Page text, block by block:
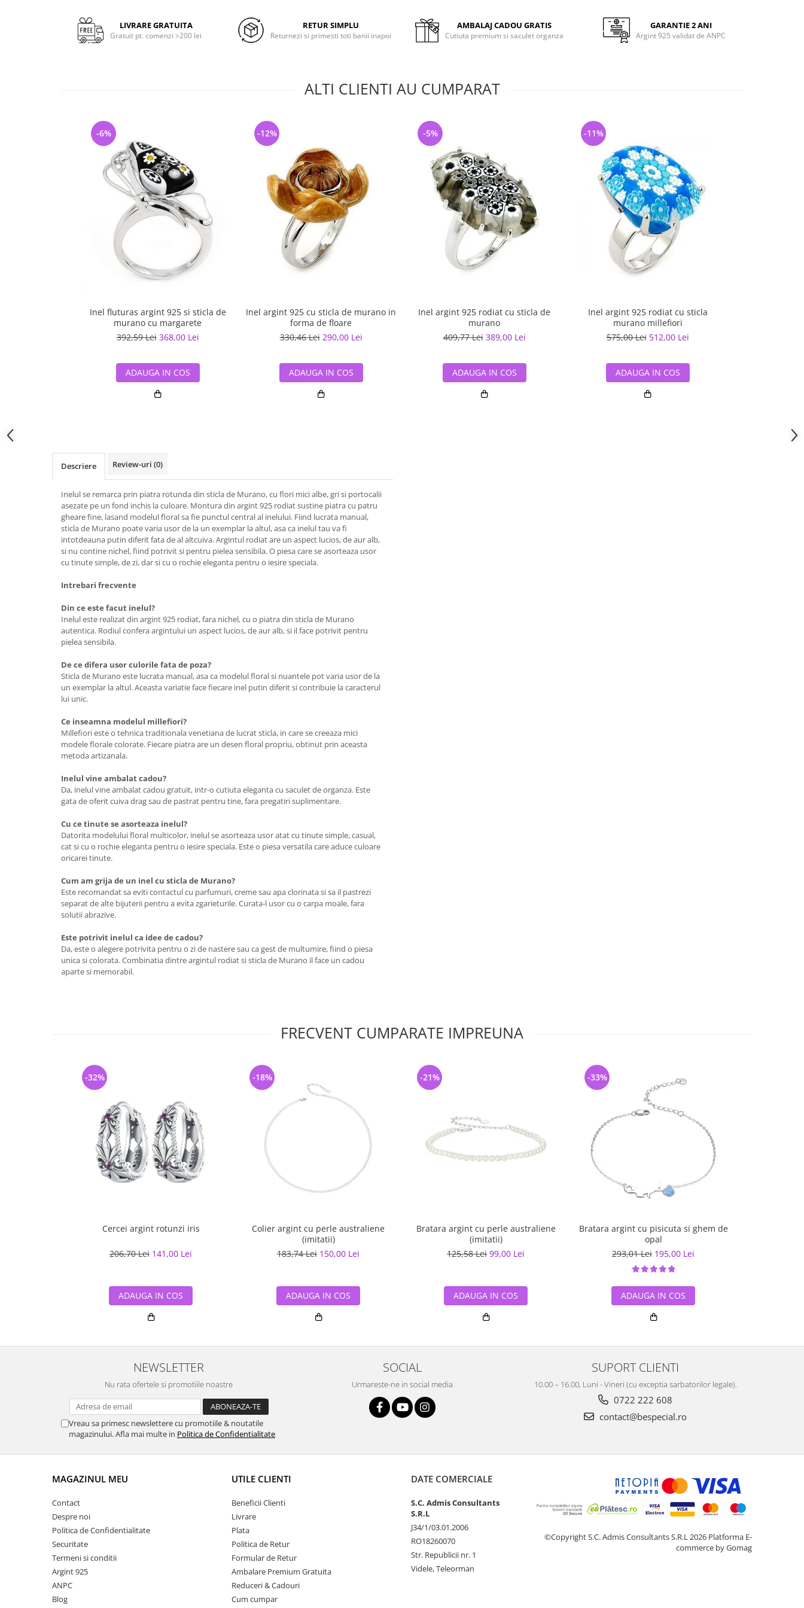
LIVRARE GRATUITA
Gratuit pt. comenzi >200 lei
RETUR SIMPLU
Returnezi si primesti toti banii inapoi
AMBALAJ CADOU GRATIS
Cutiuta premium si saculet organza
GARANTIE 2 ANI
Argint 925 validat de ANPC
ALTI CLIENTI AU CUMPARAT
Inel fluturas argint 925 si sticla de
murano cu margarete
392,59 Lei 368,00 Lei
-6%
ADAUGA IN COS
Inel argint 925 cu sticla de murano in
forma de floare
330,46 Lei 290,00 Lei
-12%
ADAUGA IN COS
Inel argint 925 rodiat cu sticla de
murano
409,77 Lei 389,00 Lei
-5%
ADAUGA IN COS
Inel argint 925 rodiat cu sticla
murano millefiori
575,00 Lei 512,00 Lei
-11%
ADAUGA IN COS
Descriere Review-uri (0)
Inelul se remarca prin piatra rotunda din sticla de Murano, cu flori mici albe, gri si portocalii
asezate pe un fond inchis la culoare. Montura din argint 925 rodiat sustine piatra cu patru
gheare fine, lasand modelul floral sa fie punctul central al inelului. Fiind lucrata manual,
sticla de Murano poate varia usor de la un exemplar la altul, asa ca inelul tau va fi
intotdeauna putin diferit fata de al altcuiva. Argintul rodiat are un aspect lucios, de aur alb,
si nu contine nichel, fiind potrivit si pentru pielea sensibila. O piesa care se asorteaza usor
cu tinute simple, de zi, dar si cu o rochie eleganta pentru o iesire speciala.
Intrebari frecvente
Din ce este facut inelul?
Inelul este realizat din argint 925 rodiat, fara nichel, cu o piatra din sticla de Murano
autentica. Rodiul confera argintului un aspect lucios, de aur alb, si il face potrivit pentru
pielea sensibila.
De ce difera usor culorile fata de poza?
Sticla de Murano este lucrata manual, asa ca modelul floral si nuantele pot varia usor de la
un exemplar la altul. Aceasta variatie face fiecare inel putin diferit si contribuie la caracterul
lui unic.
Ce inseamna modelul millefiori?
Millefiori este o tehnica traditionala venetiana de lucrat sticla, in care se creeaza mici
modele florale colorate. Fiecare piatra are un desen floral propriu, obtinut prin aceasta
metoda artizanala.
Inelul vine ambalat cadou?
Da, inelul vine ambalat cadou gratuit, intr-o cutiuta eleganta cu saculet de organza. Este
gata de oferit cuiva drag sau de pastrat pentru tine, fara pregatiri suplimentare.
Cu ce tinute se asorteaza inelul?
Datorita modelului floral multicolor, inelul se asorteaza usor atat cu tinute simple, casual,
cat si cu o rochie eleganta pentru o iesire speciala. Este o piesa versatila care aduce culoare
oricarei tinute.
Cum am grija de un inel cu sticla de Murano?
Este recomandat sa eviti contactul cu parfumuri, creme sau apa clorinata si sa il pastrezi
separat de alte bijuterii pentru a evita zgarieturile. Curata-l usor cu o carpa moale, fara
solutii abrazive.
Este potrivit inelul ca idee de cadou?
Da, este o alegere potrivita pentru o zi de nastere sau ca gest de multumire, fiind o piesa
unica si colorata. Combinatia dintre argintul rodiat si sticla de Murano il face un cadou
aparte si memorabil.
FRECVENT CUMPARATE IMPREUNA
Cercei argint rotunzi iris
206,70 Lei 141,00 Lei
-32%
ADAUGA IN COS
Colier argint cu perle australiene
(imitatii)
183,74 Lei 150,00 Lei
-18%
ADAUGA IN COS
Bratara argint cu perle australiene
(imitatii)
125,58 Lei 99,00 Lei
-21%
ADAUGA IN COS
Bratara argint cu pisicuta si ghem de
opal
293,01 Lei 195,00 Lei
-33%
ADAUGA IN COS
NEWSLETTER
Nu rata ofertele si promotiile noastre
Vreau sa primesc newslettere cu promotiile & noutatile
magazinului. Afla mai multe in Politica de Confidentialitate
SOCIAL
Urmareste-ne in social media
SUPORT CLIENTI
10.00 – 16.00, Luni - Vineri (cu exceptia sarbatorilor legale).
0722 222 608
contact@bespecial.ro
MAGAZINUL MEU
Contact
Despre noi
Politica de Confidentialitate
Securitate
Termeni si conditii
Argint 925
ANPC
Blog
UTILE CLIENTI
Beneficii Clienti
Livrare
Plata
Politica de Retur
Formular de Retur
Ambalare Premium Gratuita
Reduceri & Cadouri
Cum cumpar
DATE COMERCIALE
S.C. Admis Consultants
S.R.L
J34/1/03.01.2006
RO18260070
Str. Republicii nr. 1
Videle, Teleorman
©Copyright S.C. Admis Consultants S.R.L 2026 Platforma E-
commerce by Gomag